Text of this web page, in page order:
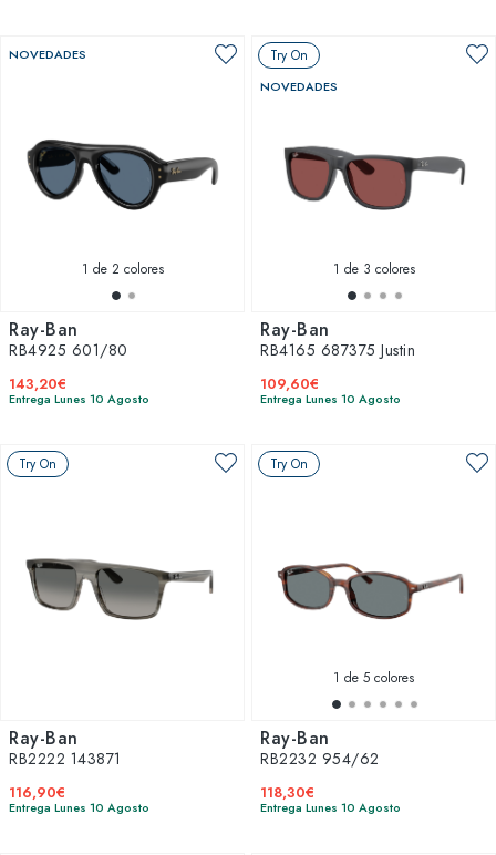
NOVEDADES
1 de 2 colores
Ray-Ban
RB4925 601/80
143,20€
Entrega Lunes 10 Agosto
Try On
NOVEDADES
1 de 3 colores
Ray-Ban
RB4165 687375 Justin
109,60€
Entrega Lunes 10 Agosto
Try On
Ray-Ban
RB2222 143871
116,90€
Entrega Lunes 10 Agosto
Try On
1 de 5 colores
Ray-Ban
RB2232 954/62
118,30€
Entrega Lunes 10 Agosto